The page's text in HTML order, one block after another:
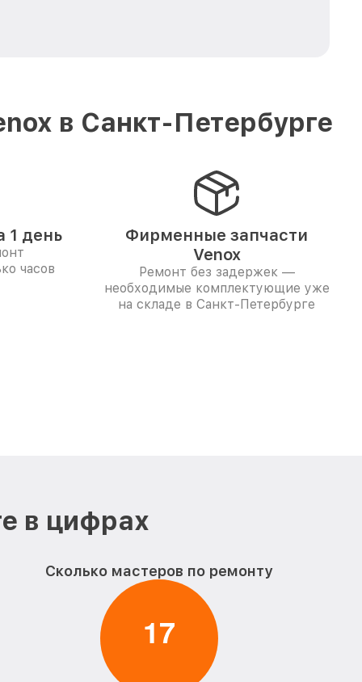
в Санкт-Петербурге
1 день
часов
Фирменные запчасти
Venox
Ремонт без задержек —
необходимые комплектующие уже
на складе в Санкт-Петербурге
в цифрах
Сколько мастеров по ремонту
17